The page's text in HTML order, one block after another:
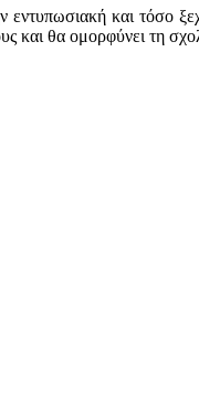
εντυπωσιακή και τόσο
και θα ομορφύνει τη